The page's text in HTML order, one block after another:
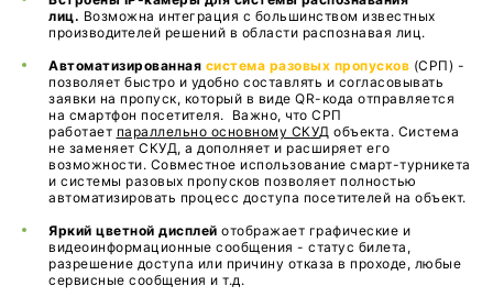
лиц. Возможна интеграция с большинством известных
производителей решений в области распознавая лиц.
Автоматизированная система разовых пропусков (СРП) -
позволяет быстро и удобно составлять и согласовывать
заявки на пропуск, который в виде QR-кода отправляется
на смартфон посетителя. Важно, что СРП
работает параллельно основному СКУД объекта. Система
не заменяет СКУД, а дополняет и расширяет его
возможности. Совместное использование смарт-турникета
и системы разовых пропусков позволяет полностью
автоматизировать процесс доступа посетителей на объект.
Яркий цветной дисплей отображает графические и
видеоинформационные сообщения - статус билета,
разрешение доступа или причину отказа в проходе, любые
сервисные сообщения и т.д.